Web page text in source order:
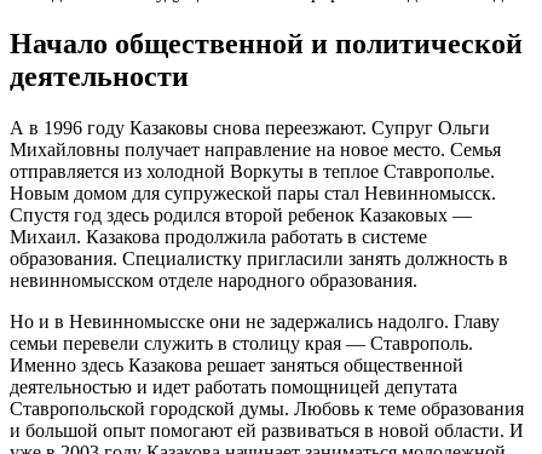
Начало общественной и политической
деятельности
А в 1996 году Казаковы снова переезжают. Супруг Ольги
Михайловны получает направление на новое место. Семья
отправляется из холодной Воркуты в теплое Ставрополье.
Новым домом для супружеской пары стал Невинномысск.
Спустя год здесь родился второй ребенок Казаковых —
Михаил. Казакова продолжила работать в системе
образования. Специалистку пригласили занять должность в
невинномысском отделе народного образования.
Но и в Невинномысске они не задержались надолго. Главу
семьи перевели служить в столицу края — Ставрополь.
Именно здесь Казакова решает заняться общественной
деятельностью и идет работать помощницей депутата
Ставропольской городской думы. Любовь к теме образования
и большой опыт помогают ей развиваться в новой области. И